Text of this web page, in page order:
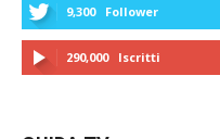
9,300 Follower
290,000 Iscritti